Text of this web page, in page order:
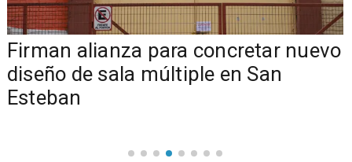
​​Firman alianza para concretar nuevo
diseño de sala múltiple en San
Esteban